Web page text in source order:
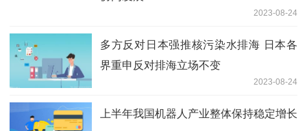
2023-08-24
多方反对日本强推核污染水排海 日本各
界重申反对排海立场不变
2023-08-24
上半年我国机器人产业整体保持稳定增长